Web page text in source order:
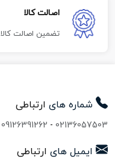
اصالت کالا
تضمین اصالت کالا
شماره های ارتباطی
02136057503
-
09126391262
ایمیل های ارتباطی